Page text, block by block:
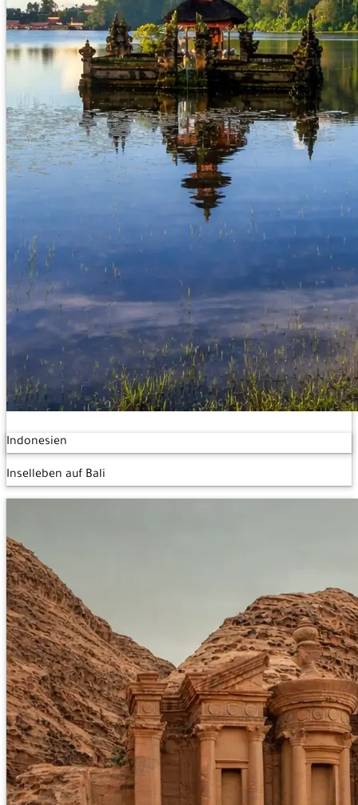
Indonesien
Inselleben auf Bali